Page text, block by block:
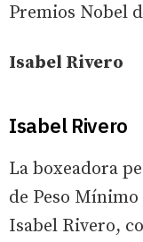
Premios Nobel
Isabel Rivero
Isabel Rivero
La boxeadora
de Peso
Isabel Rivero,